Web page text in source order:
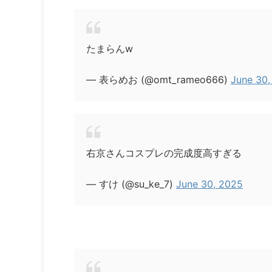
たまらんw
— 表らめお (@omt_rameo666) June
右京さんコスプレの完成度高すぎる
— すけ (@su_ke_7) June 30, 2025